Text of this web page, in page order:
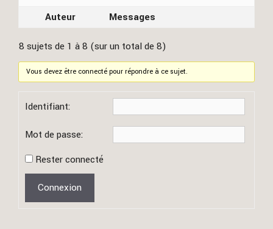
Auteur
Messages
8 sujets de 1 à 8 (sur un total de 8)
Vous devez être connecté pour répondre à ce sujet.
Identifiant:
Mot de passe:
Rester connecté
Connexion